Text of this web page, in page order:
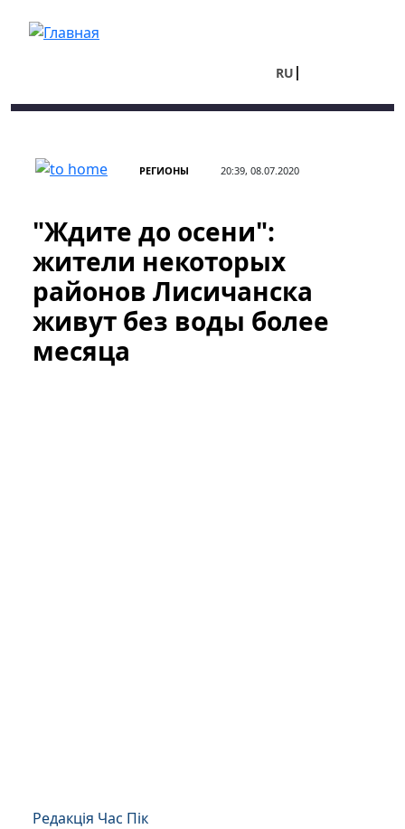
RU
РЕГИОНЫ 20:39, 08.07.2020
"Ждите до осени":
жители некоторых
районов Лисичанска
живут без воды более
месяца
Редакція Час Пік